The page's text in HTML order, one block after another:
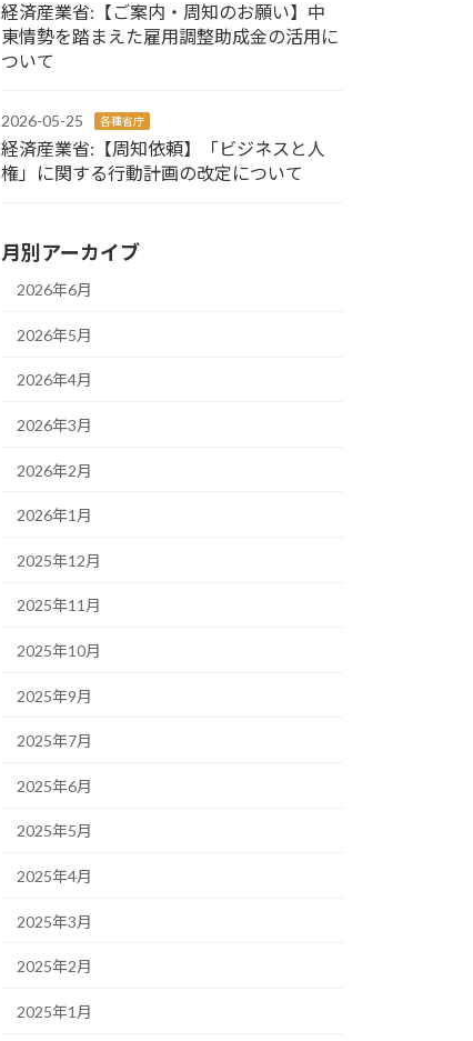
経済産業省:【ご案内・周知のお願い】中
東情勢を踏まえた雇用調整助成金の活用に
ついて
2026-05-25 各種省庁
経済産業省:【周知依頼】「ビジネスと人
権」に関する行動計画の改定について
月別アーカイブ
2026年6月
2026年5月
2026年4月
2026年3月
2026年2月
2026年1月
2025年12月
2025年11月
2025年10月
2025年9月
2025年7月
2025年6月
2025年5月
2025年4月
2025年3月
2025年2月
2025年1月